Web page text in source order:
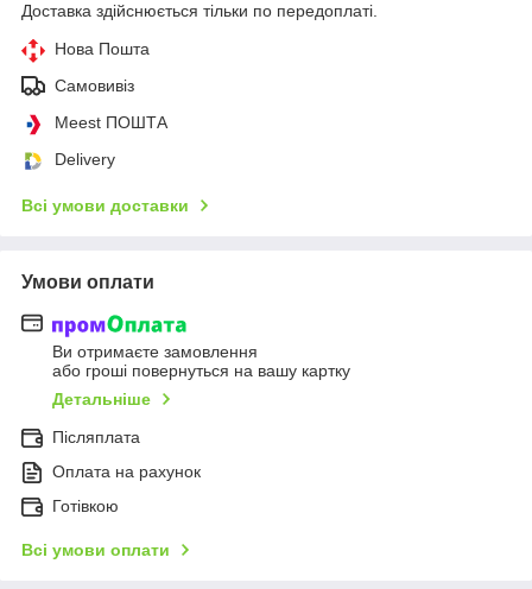
Доставка здійснюється тільки по передоплаті.
Нова Пошта
Самовивіз
Meest ПОШТА
Delivery
Всі умови доставки
Умови оплати
Ви отримаєте замовлення
або гроші повернуться на вашу картку
Детальніше
Післяплата
Оплата на рахунок
Готівкою
Всі умови оплати